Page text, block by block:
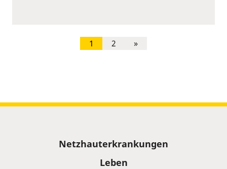
1 2 »
Netzhauterkrankungen
Leben